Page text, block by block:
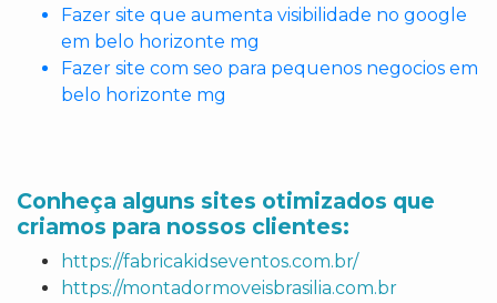
Fazer site que aumenta visibilidade no google
em belo horizonte mg
Fazer site com seo para pequenos negocios em
belo horizonte mg
Conheça alguns sites otimizados que
criamos para nossos clientes:
https://fabricakidseventos.com.br/
https://montadormoveisbrasilia.com.br